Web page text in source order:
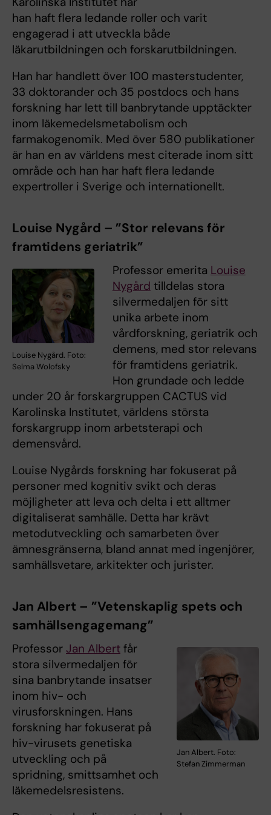
han haft flera ledande roller och varit
engagerad i att utveckla både
läkarutbildningen och forskarutbildningen.
Han har handlett över 100 masterstudenter,
33 doktorander och 35 postdocs och hans
forskning har lett till banbrytande upptäckter
inom läkemedelsmetabolism och
farmakogenomik. Med över 580 publikationer
är han en av världens mest citerade inom sitt
område och han har haft flera ledande
expertroller i Sverige och internationellt.
Louise Nygård – ”Stor relevans för
framtidens geriatrik”
Louise Nygård. Foto:
Selma Wolofsky
Professor emerita Louise
Nygård tilldelas stora
silvermedaljen för sitt
unika arbete inom
vårdforskning, geriatrik och
demens, med stor relevans
för framtidens geriatrik.
Hon grundade och ledde
under 20 år forskargruppen CACTUS vid
Karolinska Institutet, världens största
forskargrupp inom arbetsterapi och
demensvård.
Louise Nygårds forskning har fokuserat på
personer med kognitiv svikt och deras
möjligheter att leva och delta i ett alltmer
digitaliserat samhälle. Detta har krävt
metodutveckling och samarbeten över
ämnesgränserna, bland annat med ingenjörer,
samhällsvetare, arkitekter och jurister.
Jan Albert – ”Vetenskaplig spets och
samhällsengagemang”
Jan Albert. Foto:
Stefan Zimmerman
Professor Jan Albert får
stora silvermedaljen för
sina banbrytande insatser
inom hiv- och
virusforskningen. Hans
forskning har fokuserat på
hiv-virusets genetiska
utveckling och på
spridning, smittsamhet och
läkemedelsresistens.